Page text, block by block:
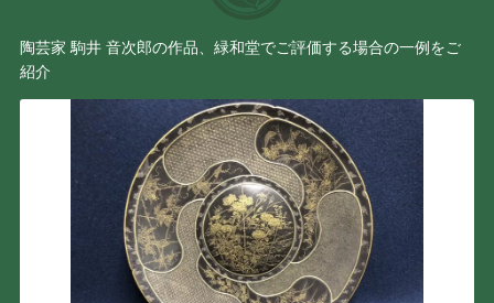
陶芸家 駒井 音次郎の作品、緑和堂でご評価する場合の一例をご
紹介